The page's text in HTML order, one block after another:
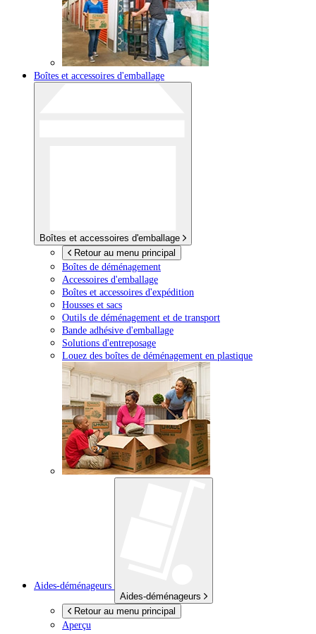
Boîtes et accessoires d'emballage
Boîtes et accessoires d'emballage
Retour au menu principal
Boîtes de déménagement
Accessoires d'emballage
Boîtes et accessoires d'expédition
Housses et sacs
Outils de déménagement et de transport
Bande adhésive d'emballage
Solutions d'entreposage
Louez des boîtes de déménagement en plastique
Aides-déménageurs
Aides-déménageurs
Retour au menu principal
Aperçu